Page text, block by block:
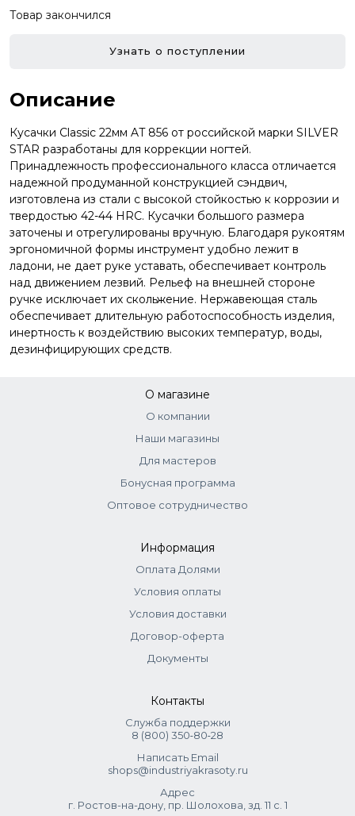
Товар закончился
Узнать о поступлении
Описание
Кусачки Classic 22мм AT 856 от российской марки SILVER
STAR разработаны для коррекции ногтей.
Принадлежность профессионального класса отличается
надежной продуманной конструкцией сэндвич,
изготовлена из стали с высокой стойкостью к коррозии и
твердостью 42-44 HRC. Кусачки большого размера
заточены и отрегулированы вручную. Благодаря рукоятям
эргономичной формы инструмент удобно лежит в
ладони, не дает руке уставать, обеспечивает контроль
над движением лезвий. Рельеф на внешней стороне
ручке исключает их скольжение. Нержавеющая сталь
обеспечивает длительную работоспособность изделия,
инертность к воздействию высоких температур, воды,
дезинфицирующих средств.
О магазине
О компании
Наши магазины
Для мастеров
Бонусная программа
Оптовое сотрудничество
Информация
Оплата Долями
Условия оплаты
Условия доставки
Договор-оферта
Документы
Контакты
Служба поддержки
8 (800) 350‑80‑28
Написать Email
shops@industriyakrasoty.ru
Адрес
г. Ростов-на-дону, пр. Шолохова, зд. 11 с. 1